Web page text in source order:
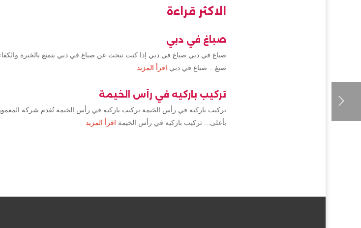
الاكثر قراءة
صباغ في دبي
صباغ في دبي صباغ في دبي إذا كنت تبحث عن صباغ في دبي يتمتع بالخبرة
صبغ... صباغ في دبي اقرأ المزيد
تركيب باركيه في رأس الخيمة
تركيب باركيه في رأس الخيمة تركيب باركيه في رأس الخيمة تُقدم شركة
بأعلى... تركيب باركيه في رأس الخيمة اقرأ المزيد